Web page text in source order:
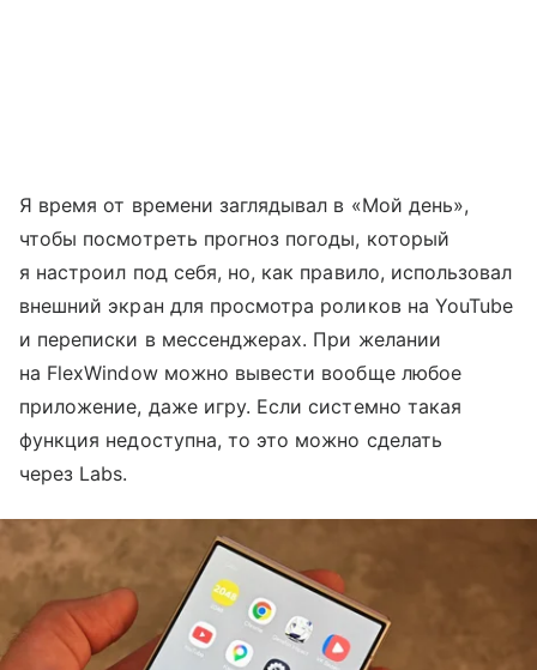
Я время от времени заглядывал в «Мой день»,
чтобы посмотреть прогноз погоды, который
я настроил под себя, но, как правило, использовал
внешний экран для просмотра роликов на YouTube
и переписки в мессенджерах. При желании
на FlexWindow можно вывести вообще любое
приложение, даже игру. Если системно такая
функция недоступна, то это можно сделать
через Labs.